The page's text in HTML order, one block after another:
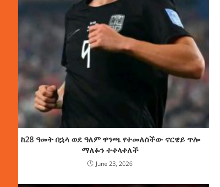
ከ28 ዓመት በኋላ ወደ ዓለም ዋንጫ የተመለሰችው ኖርዌይ ጥሎ
ማለፉን ተቀላቀለች
June 23, 2026